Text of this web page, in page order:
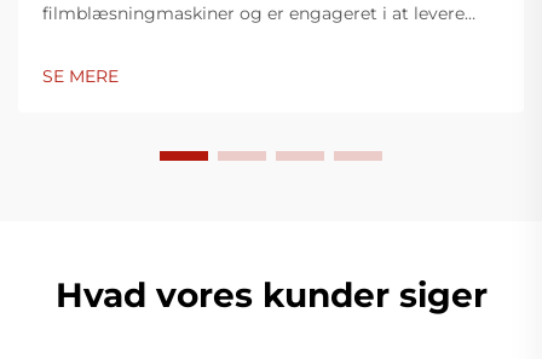
filmblæsningmaskiner og er engageret i at levere
teknologi, er højtydende, energieffektive og stabile,
SE MERE
Hvad vores kunder siger